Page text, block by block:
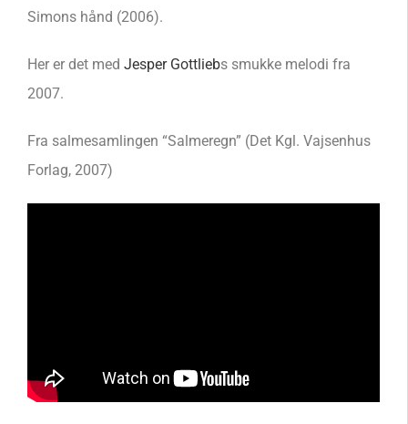
Simons hånd (2006).
Her er det med Jesper Gottliebs smukke melodi fra
2007.
Fra salmesamlingen “Salmeregn” (Det Kgl. Vajsenhus
Forlag, 2007)